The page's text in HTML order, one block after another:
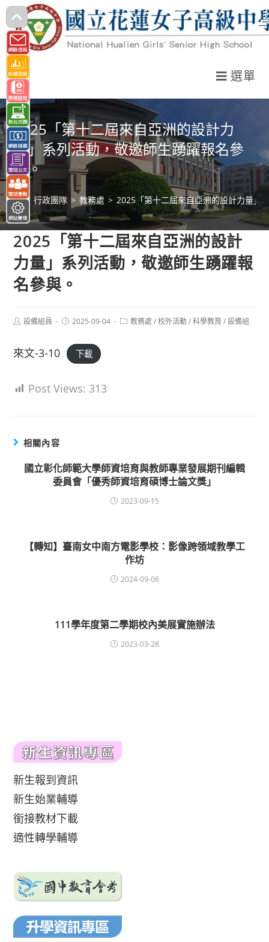
跳
轉
至
主
要
內
容
選單
2025「第十二屆來自亞洲的設計力
量」系列活動，敬邀師生踴躍報名參
與。
> 行政團隊 > 教務處 > 2025「第十二屆來自亞洲的設計力量」
2025「第十二屆來自亞洲的設計
力量」系列活動，敬邀師生踴躍報
名參與。
Post設備組員
Post2025-09-04
Post教務處 / 校外活動 / 科學教育 / 設備組
來文-3-10 下載
Post Views: 313
相關內容
國立彰化師範大學師資培育與教師專業發展期刊編輯
委員會「優秀師資培育碩博士論文獎」
2023-09-15
【轉知】臺南女中南方電影學校：影像跨領域教學工
作坊
2024-09-06
111學年度第二學期校內美展實施辦法
2023-03-28
新生報到資訊
新生始業輔導
銜接教材下載
適性轉學輔導